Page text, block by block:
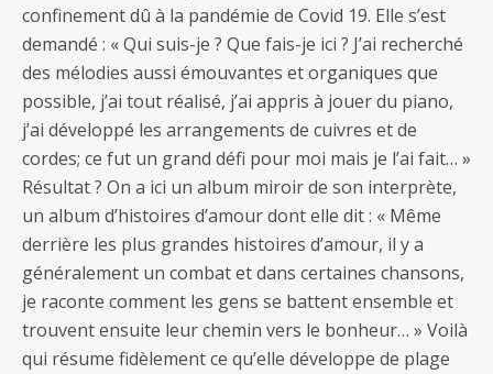
confinement dû à la pandémie de Covid 19. Elle s’est
demandé : « Qui suis-je ? Que fais-je ici ? J’ai recherché
des mélodies aussi émouvantes et organiques que
possible, j’ai tout réalisé, j’ai appris à jouer du piano,
j’ai développé les arrangements de cuivres et de
cordes; ce fut un grand défi pour moi mais je l’ai fait… »
Résultat ? On a ici un album miroir de son interprète,
un album d’histoires d’amour dont elle dit : « Même
derrière les plus grandes histoires d’amour, il y a
généralement un combat et dans certaines chansons,
je raconte comment les gens se battent ensemble et
trouvent ensuite leur chemin vers le bonheur… » Voilà
qui résume fidèlement ce qu’elle développe de plage